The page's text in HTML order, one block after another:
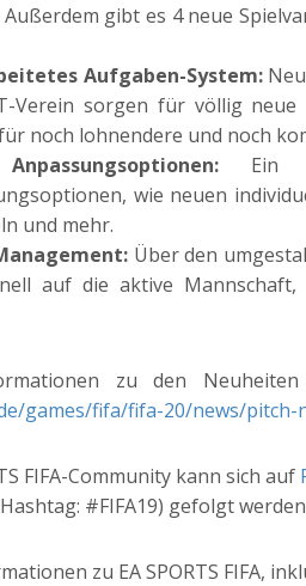
gibt es 4 neue
Aufgaben-System:
Verein sorgen für völlig
noch lohnendere und noch
Ein
wie neuen
und mehr.
Über den
auf die aktive
zu den
games/fifa/fifa-20/news/
FIFA-Community kann sich auf
#FIFA19) gefolgt
zu EA SPORTS FIFA,